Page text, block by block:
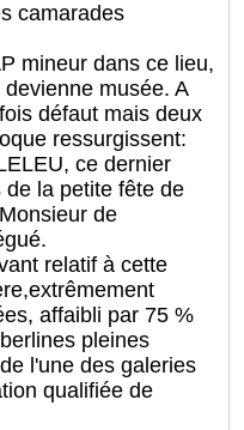
camarades
mineur dans ce lieu,
musée. A
défaut mais deux
ressurgissent:
ce dernier
la petite fête de
de
relatif à cette
affaibli par 75 %
pleines
l'une des galeries
qualifiée de